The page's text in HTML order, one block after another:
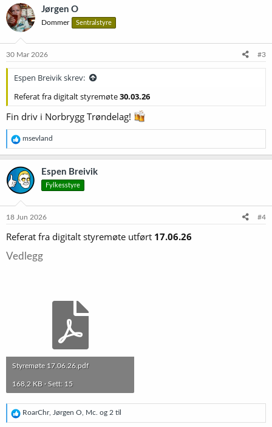
k
s
j
o
e
Jørgen O
Dommer Sentralstyre
30 Mar 2026 #3
Espen Breivik skrev:
Referat fra digitalt styremøte30.03.26
Fin driv i Norbrygg Trøndelag!
R
e
a
k
s
j
o
e
:
msevland
Espen Breivik
Fylkesstyre
18 Jun 2026 #4
Referat fra digitalt styremøte utført 17.06.26
Vedlegg
Styremøte 17.06.26.pdf
168,2 KB · Sett: 15
R
e
RoarChr, Jørgen O Mc. og 2 til